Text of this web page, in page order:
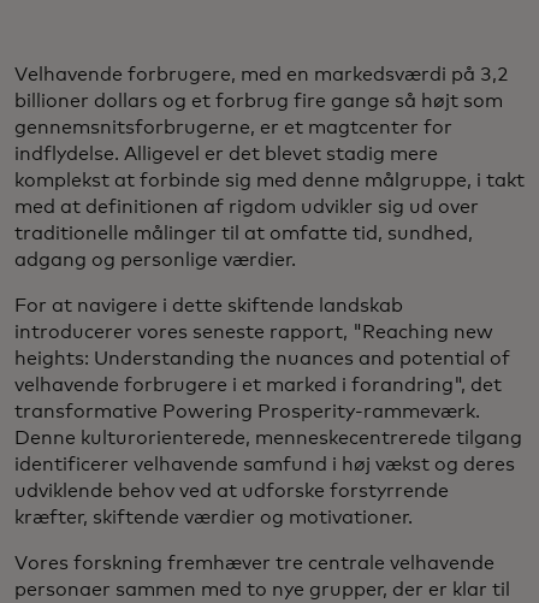
Velhavende forbrugere, med en markedsværdi på 3,2
billioner dollars og et forbrug fire gange så højt som
gennemsnitsforbrugerne, er et magtcenter for
indflydelse. Alligevel er det blevet stadig mere
komplekst at forbinde sig med denne målgruppe, i takt
med at definitionen af rigdom udvikler sig ud over
traditionelle målinger til at omfatte tid, sundhed,
adgang og personlige værdier.
For at navigere i dette skiftende landskab
introducerer vores seneste rapport, "Reaching new
heights: Understanding the nuances and potential of
velhavende forbrugere i et marked i forandring", det
transformative Powering Prosperity-rammeværk.
Denne kulturorienterede, menneskecentrerede tilgang
identificerer velhavende samfund i høj vækst og deres
udviklende behov ved at udforske forstyrrende
kræfter, skiftende værdier og motivationer.
Vores forskning fremhæver tre centrale velhavende
personaer sammen med to nye grupper, der er klar til